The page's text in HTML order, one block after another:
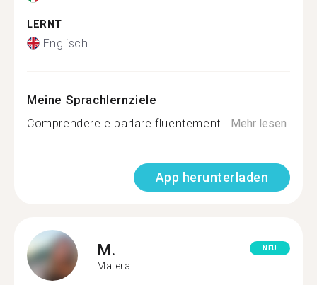
LERNT
Englisch
Meine Sprachlernziele
Comprendere e parlare fluentement... Mehr lesen
App herunterladen
M.
Matera
NEU